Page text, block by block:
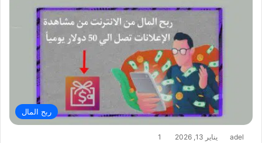
ربح المال
adel يناير 13, 2026 1